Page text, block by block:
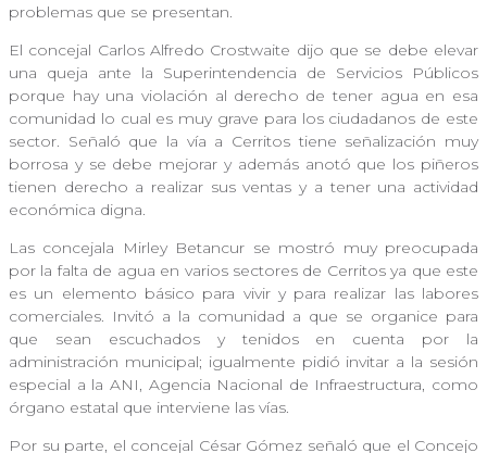
problemas que se presentan.
El concejal Carlos Alfredo Crostwaite dijo que se debe elevar
una queja ante la Superintendencia de Servicios Públicos
porque hay una violación al derecho de tener agua en esa
comunidad lo cual es muy grave para los ciudadanos de este
sector. Señaló que la vía a Cerritos tiene señalización muy
borrosa y se debe mejorar y además anotó que los piñeros
tienen derecho a realizar sus ventas y a tener una actividad
económica digna.
Las concejala Mirley Betancur se mostró muy preocupada
por la falta de agua en varios sectores de Cerritos ya que este
es un elemento básico para vivir y para realizar las labores
comerciales. Invitó a la comunidad a que se organice para
que sean escuchados y tenidos en cuenta por la
administración municipal; igualmente pidió invitar a la sesión
especial a la ANI, Agencia Nacional de Infraestructura, como
órgano estatal que interviene las vías.
Por su parte, el concejal César Gómez señaló que el Concejo